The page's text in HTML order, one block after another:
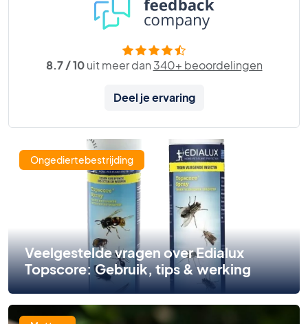
8.7 / 10uit meer dan 340+ beoordelingen
Deel je ervaring
Ongediertebestrijding
Veelgestelde vragen over Edialux
Topscore: Gebruik, tips & werking